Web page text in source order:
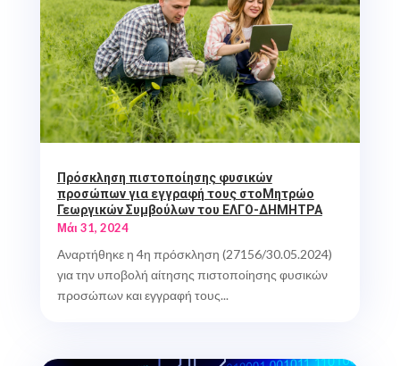
Πρόσκληση πιστοποίησης φυσικών
προσώπων για εγγραφή τους στοΜητρώο
Γεωργικών Συμβούλων του ΕΛΓΟ-ΔΗΜΗΤΡΑ
Μάι 31, 2024
Αναρτήθηκε η 4η πρόσκληση (27156/30.05.2024)
για την υποβολή αίτησης πιστοποίησης φυσικών
προσώπων και εγγραφή τους...